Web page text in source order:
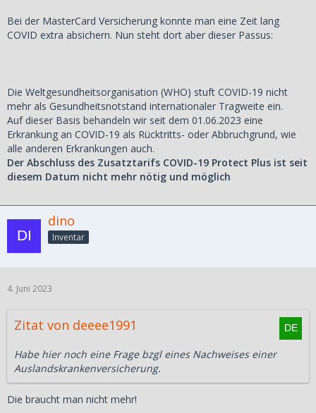
Bei der MasterCard Versicherung konnte man eine Zeit lang
COVID extra absichern. Nun steht dort aber dieser Passus:
Die Weltgesundheitsorganisation (WHO) stuft COVID-19 nicht
mehr als Gesundheitsnotstand internationaler Tragweite ein.
Auf dieser Basis behandeln wir seit dem 01.06.2023 eine
Erkrankung an COVID-19 als Rücktritts- oder Abbruchgrund, wie
alle anderen Erkrankungen auch.
Der Abschluss des Zusatztarifs COVID-19 Protect Plus ist seit
diesem Datum nicht mehr nötig und möglich
dino
Inventar
4. Juni 2023
Zitat von deeee1991
Habe hier noch eine Frage bzgl eines Nachweises einer
Auslandskrankenversicherung.
Die braucht man nicht mehr!